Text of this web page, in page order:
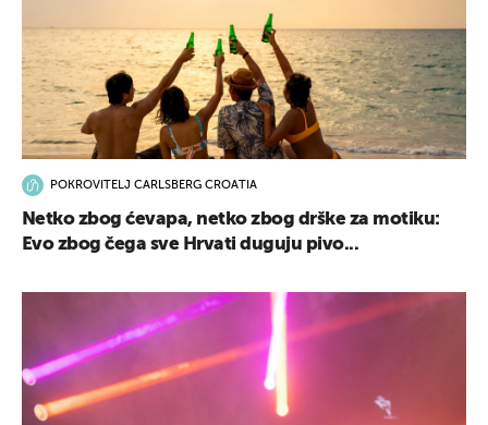
POKROVITELJ CARLSBERG CROATIA
Netko zbog ćevapa, netko zbog drške za motiku:
Evo zbog čega sve Hrvati duguju pivo...